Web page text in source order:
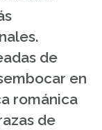
de
en
románica
de